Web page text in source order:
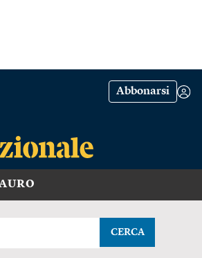
Abbonarsi
CERCA